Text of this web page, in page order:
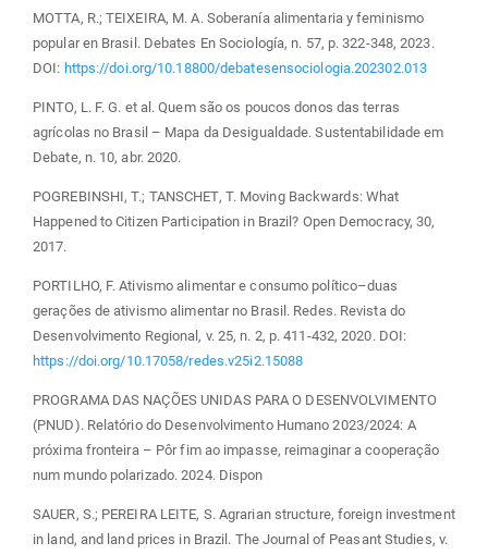
MOTTA, R.; TEIXEIRA, M. A. Soberanía alimentaria y feminismo
popular en Brasil. Debates En Sociología, n. 57, p. 322-348, 2023.
DOI: https://doi.org/10.18800/debatesensociologia.202302.013
PINTO, L. F. G. et al. Quem são os poucos donos das terras
agrícolas no Brasil – Mapa da Desigualdade. Sustentabilidade em
Debate, n. 10, abr. 2020.
POGREBINSHI, T.; TANSCHET, T. Moving Backwards: What
Happened to Citizen Participation in Brazil? Open Democracy, 30,
2017.
PORTILHO, F. Ativismo alimentar e consumo político–duas
gerações de ativismo alimentar no Brasil. Redes. Revista do
Desenvolvimento Regional, v. 25, n. 2, p. 411-432, 2020. DOI:
https://doi.org/10.17058/redes.v25i2.15088
PROGRAMA DAS NAÇÕES UNIDAS PARA O DESENVOLVIMENTO
(PNUD). Relatório do Desenvolvimento Humano 2023/2024: A
próxima fronteira – Pôr fim ao impasse, reimaginar a cooperação
num mundo polarizado. 2024. Dispon
SAUER, S.; PEREIRA LEITE, S. Agrarian structure, foreign investment
in land, and land prices in Brazil. The Journal of Peasant Studies, v.